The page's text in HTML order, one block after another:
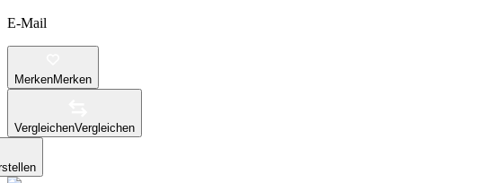
E-Mail
MerkenMerken
VergleichenVergleichen